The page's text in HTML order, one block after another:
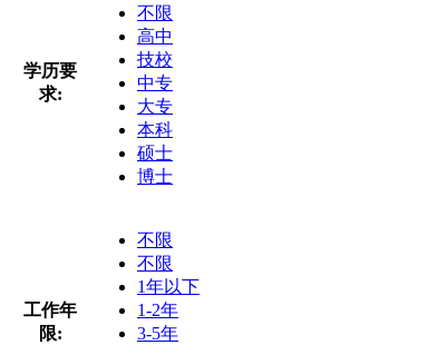
学历要
求:
不限
高中
技校
中专
大专
本科
硕士
博士
工作年
限:
不限
不限
1年以下
1-2年
3-5年